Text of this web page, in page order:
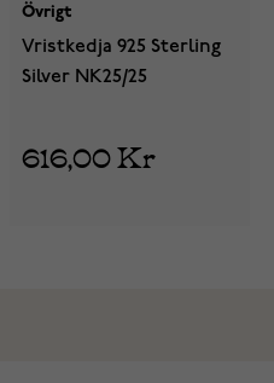
Övrigt
Vristkedja 925 Sterling
Silver NK25/25
616,00 Kr